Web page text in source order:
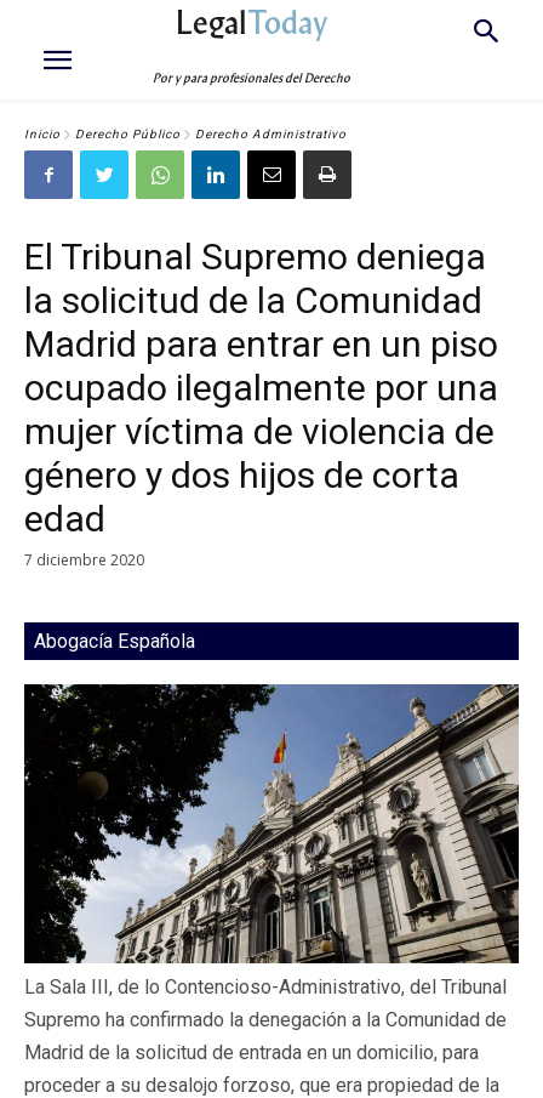
LegalToday
Por y para profesionales del Derecho
Inicio Derecho Público Derecho Administrativo
El Tribunal Supremo deniega
la solicitud de la Comunidad
Madrid para entrar en un piso
ocupado ilegalmente por una
mujer víctima de violencia de
género y dos hijos de corta
edad
7 diciembre 2020
Abogacía Española
La Sala III, de lo Contencioso-Administrativo, del Tribunal
Supremo ha confirmado la denegación a la Comunidad de
Madrid de la solicitud de entrada en un domicilio, para
proceder a su desalojo forzoso, que era propiedad de la